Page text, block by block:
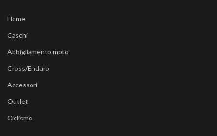
Home
Caschi
Abbigliamento moto
Cross/Enduro
Accessori
Outlet
Ciclismo